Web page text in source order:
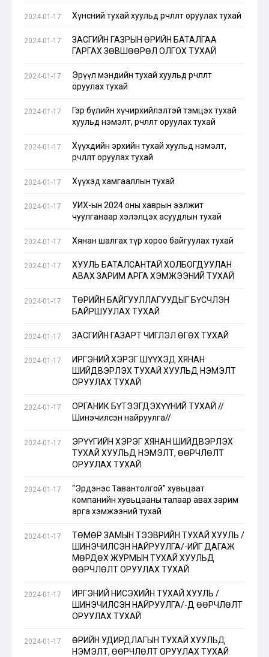
2024-01-17 Хүнсний тухай хуульд өөрчлөлт оруулах тухай
2024-01-17
ЗАСГИЙН ГАЗРЫН ӨРИЙН БАТАЛГАА
ГАРГАХ ЗӨВШӨӨРӨЛ ОЛГОХ ТУХАЙ
2024-01-17
Эрүүл мэндийн тухай хуульд өөрчлөлт
оруулах тухай
2024-01-17
Гэр бүлийн хүчирхийлэлтэй тэмцэх тухай
хуульд нэмэлт, өөрчлөлт оруулах тухай
2024-01-17
Хүүхдийн эрхийн тухай хуульд нэмэлт,
өөрчлөлт оруулах тухай
2024-01-17 Хүүхэд хамгааллын тухай
2024-01-17
УИХ-ын 2024 оны хаврын ээлжит
чуулганаар хэлэлцэх асуудлын тухай
2024-01-17 Хянан шалгах түр хороо байгуулах тухай
2024-01-17
ХУУЛЬ БАТАЛСАНТАЙ ХОЛБОГДУУЛАН
АВАХ ЗАРИМ АРГА ХЭМЖЭЭНИЙ ТУХАЙ
2024-01-17
ТӨРИЙН БАЙГУУЛЛАГУУДЫГ БҮСЧЛЭН
БАЙРШУУЛАХ ТУХАЙ
2024-01-17 ЗАСГИЙН ГАЗАРТ ЧИГЛЭЛ ӨГӨХ ТУХАЙ
2024-01-17
ИРГЭНИЙ ХЭРЭГ ШҮҮХЭД ХЯНАН
ШИЙДВЭРЛЭХ ТУХАЙ ХУУЛЬД НЭМЭЛТ
ОРУУЛАХ ТУХАЙ
2024-01-17
ОРГАНИК БҮТЭЭГДЭХҮҮНИЙ ТУХАЙ //
Шинэчилсэн найруулга//
2024-01-17
ЭРҮҮГИЙН ХЭРЭГ ХЯНАН ШИЙДВЭРЛЭХ
ТУХАЙ ХУУЛЬД НЭМЭЛТ, ӨӨРЧЛӨЛТ
ОРУУЛАХ ТУХАЙ
2024-01-17
“Эрдэнэс Тавантолгой” хувьцаат
компанийн хувьцааны талаар авах зарим
арга хэмжээний тухай
2024-01-17
ТӨМӨР ЗАМЫН ТЭЭВРИЙН ТУХАЙ ХУУЛЬ /
ШИНЭЧИЛСЭН НАЙРУУЛГА/-ИЙГ ДАГАЖ
МӨРДӨХ ЖУРМЫН ТУХАЙ ХУУЛЬД
ӨӨРЧЛӨЛТ ОРУУЛАХ ТУХАЙ
2024-01-17
ИРГЭНИЙ НИСЭХИЙН ТУХАЙ ХУУЛЬ /
ШИНЭЧИЛСЭН НАЙРУУЛГА/-Д ӨӨРЧЛӨЛТ
ОРУУЛАХ ТУХАЙ
2024-01-17
ӨРИЙН УДИРДЛАГЫН ТУХАЙ ХУУЛЬД
НЭМЭЛТ, ӨӨРЧЛӨЛТ ОРУУЛАХ ТУХАЙ